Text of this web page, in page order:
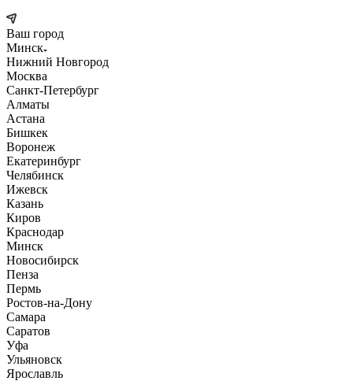
Ваш город
Минск
Нижний Новгород
Москва
Санкт-Петербург
Алматы
Астана
Бишкек
Воронеж
Екатеринбург
Челябинск
Ижевск
Казань
Киров
Краснодар
Минск
Новосибирск
Пенза
Пермь
Ростов-на-Дону
Самара
Саратов
Уфа
Ульяновск
Ярославль